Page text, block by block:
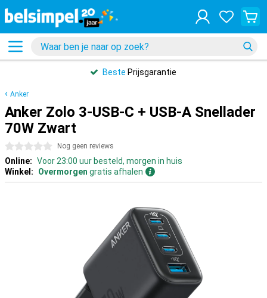
Beste Prijsgarantie
Anker
Anker Zolo 3-USB-C + USB-A Snellader
70W Zwart
0 sterren Nog geen reviews
Online: Voor 23:00 uur besteld, morgen in huis
Winkel:
Overmorgen gratis afhalen